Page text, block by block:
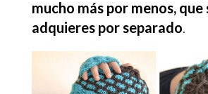
mucho más por menos, que
adquieres por separado.